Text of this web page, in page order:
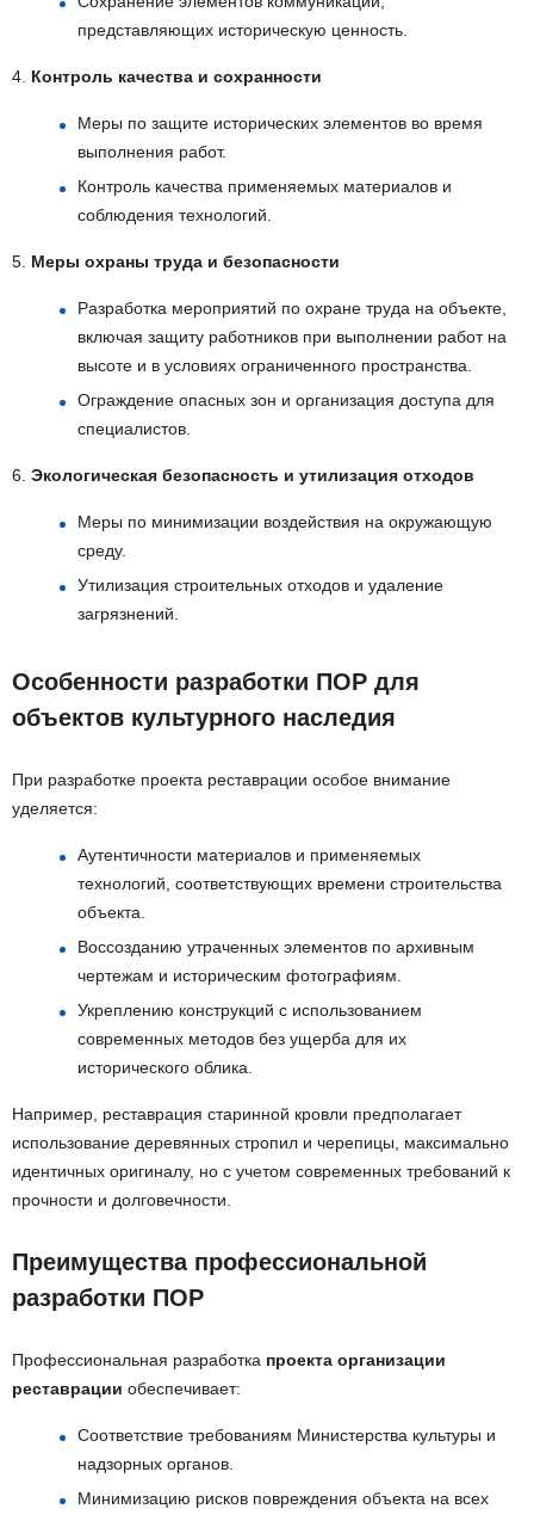
представляющих историческую ценность.
4. Контроль качества и сохранности
Меры по защите исторических элементов во время
выполнения работ.
Контроль качества применяемых материалов и
соблюдения технологий.
5. Меры охраны труда и безопасности
Разработка мероприятий по охране труда на объекте,
включая защиту работников при выполнении работ на
высоте и в условиях ограниченного пространства.
Ограждение опасных зон и организация доступа для
специалистов.
6. Экологическая безопасность и утилизация отходов
Меры по минимизации воздействия на окружающую
среду.
Утилизация строительных отходов и удаление
загрязнений.
Особенности разработки ПОР для
объектов культурного наследия
При разработке проекта реставрации особое внимание
уделяется:
Аутентичности материалов и применяемых
технологий, соответствующих времени строительства
объекта.
Воссозданию утраченных элементов по архивным
чертежам и историческим фотографиям.
Укреплению конструкций с использованием
современных методов без ущерба для их
исторического облика.
Например, реставрация старинной кровли предполагает
использование деревянных стропил и черепицы, максимально
идентичных оригиналу, но с учетом современных требований к
прочности и долговечности.
Преимущества профессиональной
разработки ПОР
Профессиональная разработка проекта организации
реставрации обеспечивает:
Соответствие требованиям Министерства культуры и
надзорных органов.
Минимизацию рисков повреждения объекта на всех